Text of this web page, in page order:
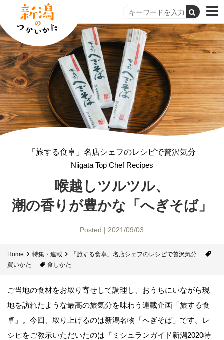
「旅する食卓」名店シェフのレシピで贅沢気分
Niigata Top Chef Recipes
喉越しツルツル、
潮の香りが豊かな「へぎそば」
Posted | 2021/09/03
Home 特集・連載
「旅する食卓」名店シェフのレシピで贅沢気分
買いかた
食しかた
ご当地の食材をお取り寄せして調理し、おうちにいながら現
地を訪れたような最高の旅気分を味わう連載企画「旅する食
卓」。今回、取り上げるのは新潟名物「へぎそば」です。レ
シピをご教示いただいたのは『ミシュランガイド新潟2020特